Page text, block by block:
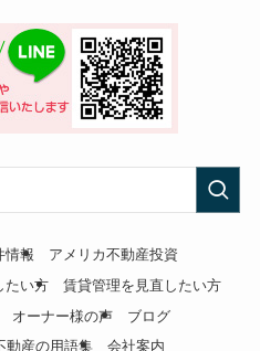
情報
アメリカ不動産投資
たい方
賃貸管理を見直したい方
オーナー様の声
ブログ
動産の用語集 会社案内